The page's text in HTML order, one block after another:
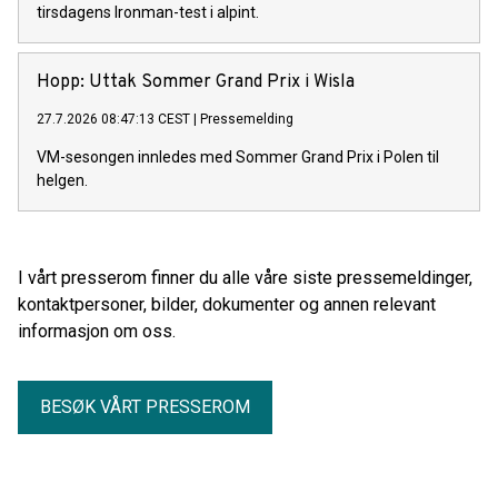
tirsdagens Ironman-test i alpint.
Hopp: Uttak Sommer Grand Prix i Wisla
27.7.2026 08:47:13 CEST Pressemelding
VM-sesongen innledes med Sommer Grand Prix i Polen til
helgen.
I vårt presserom finner du alle våre siste pressemeldinger,
kontaktpersoner, bilder, dokumenter og annen relevant
informasjon om oss.
BESØK VÅRT PRESSEROM